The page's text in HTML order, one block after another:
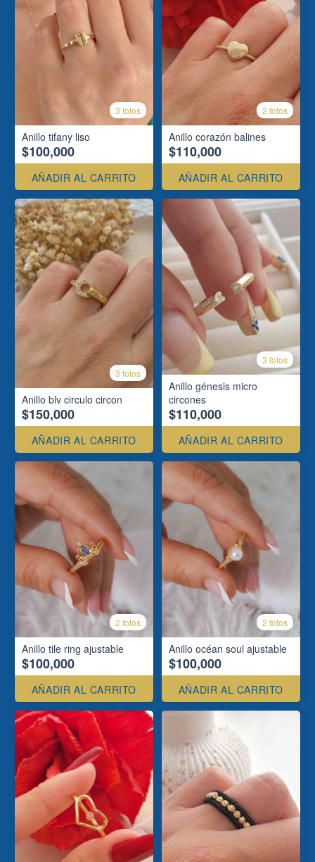
3 fotos
Anillo tifany liso
$100,000
AÑADIR AL CARRITO
2 fotos
Anillo corazón balines
$110,000
AÑADIR AL CARRITO
3 fotos
Anillo blv circulo circon
$150,000
AÑADIR AL CARRITO
3 fotos
Anillo génesis micro
circones
$110,000
AÑADIR AL CARRITO
2 fotos
Anillo tile ring ajustable
$100,000
AÑADIR AL CARRITO
2 fotos
Anillo océan soul ajustable
$100,000
AÑADIR AL CARRITO